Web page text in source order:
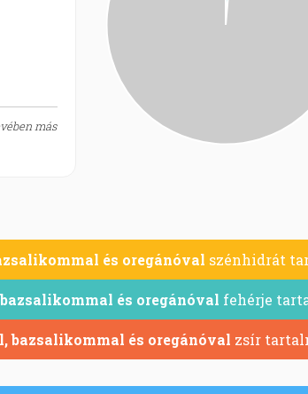
más
és oregánóval szénhidrát
és oregánóval fehérje
bazsalikommal és oregánóval zsír